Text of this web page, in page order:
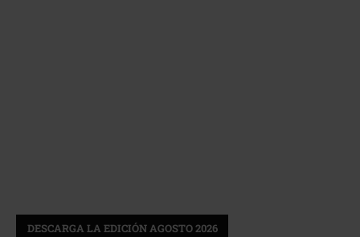
DESCARGA LA EDICIÓN AGOSTO 2026